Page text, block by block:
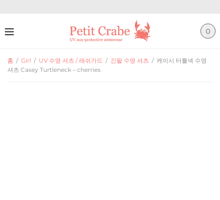
0
홈 / Girl / UV 수영 셔츠 / 래쉬가드 / 긴팔 수영 셔츠 / 케이시 터틀넥 수영
셔츠 Casey Turtleneck – cherries